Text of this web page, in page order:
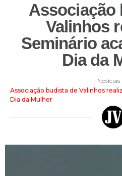
Associação
Valinhos
Seminário
Dia da
Notícias
Associação budista de Valinhos
Dia da Mulher